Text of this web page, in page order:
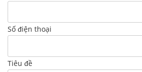
Số điện thoại
Tiêu đề